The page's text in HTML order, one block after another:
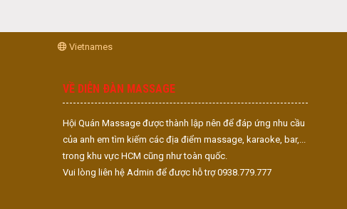
Vietnames
VỀ DIỄN ĐÀN MASSAGE
Hội Quán Massage được thành lập nên để đáp ứng nhu cầu
của anh em tìm kiếm các địa điểm massage, karaoke, bar,...
trong khu vực HCM cũng như toàn quốc.
Vui lòng liên hệ Admin để được hỗ trợ 0938.779.777